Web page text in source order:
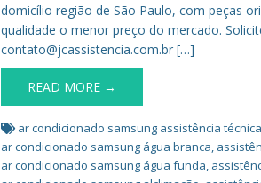
domicílio região de São Paulo, com peças
qualidade o menor preço do mercado.
contato@jcassistencia.com.br […]
READ MORE →
ar condicionado samsung assistência técnica
ar condicionado samsung água branca,
ar condicionado samsung água funda,